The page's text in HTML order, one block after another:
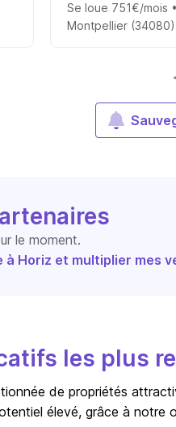
Se loue 751€/mois
Montpellier (34080)
le moment.
Horiz et multiplier mes
les plus
de propriétés
élevé, grâce à notre